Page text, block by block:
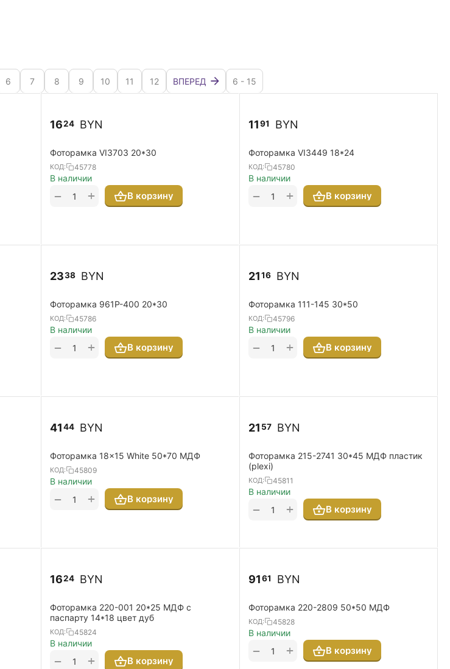
6 7 8 9 10 11 12 ВПЕРЕД 6 - 15
1624 BYN
Фоторамка VI3703 20*30
КОД: 45778
В наличии
В корзину
+
−
1191 BYN
Фоторамка VI3449 18*24
КОД: 45780
В наличии
В корзину
+
−
2338 BYN
Фоторамка 961P-400 20*30
КОД: 45786
В наличии
В корзину
+
−
2116 BYN
Фоторамка 111-145 30*50
КОД: 45796
В наличии
В корзину
+
−
4144 BYN
Фоторамка 18x15 White 50*70 МДФ
КОД: 45809
В наличии
В корзину
+
−
21 57 BYN
Фоторамка 215-2741 30*45 МДФ пластик
(plexi)
КОД: 45811
В наличии
В корзину
+
−
1624 BYN
Фоторамка 220-001 20*25 МДФ с
паспарту 14*18 цвет дуб
КОД: 45824
В наличии
В корзину
+
−
9161 BYN
Фоторамка 220-2809 50*50 МДФ
КОД: 45828
В наличии
В корзину
+
−